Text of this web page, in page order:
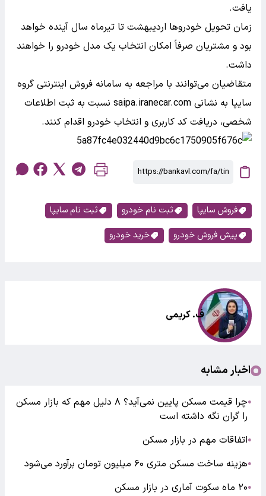
یافت.
زمان تحویل خودروها اردیبهشت تا تیرماه سال آینده خواهد
بود و مشتریان صرفاً امکان انتخاب یک مدل خودرو را خواهند
داشت.
متقاضیان می‌توانند با مراجعه به سامانه فروش اینترنتی گروه
سایپا به نشانی saipa.iranecar.com نسبت به ثبت اطلاعات
شخصی، دریافت کد کاربری و انتخاب خودرو اقدام کنند.
فروش سایپا ثبت نام خودرو
ثبت نام سایپا
پیش فروش خودرو
خرید خودرو
ف. کریمی
اخبار مشابه
●
چرا قیمت مسکن پایین نمی‌آید؟ ۸ دلیل مهم که بازار مسکن
را گران نگه داشته است
●اتفاقات مهم در بازار مسکن
●هزینه ساخت مسکن متری ۶۰ میلیون تومان برآورد می‌شود
●۲۰ ماه سکوت آماری در بازار مسکن